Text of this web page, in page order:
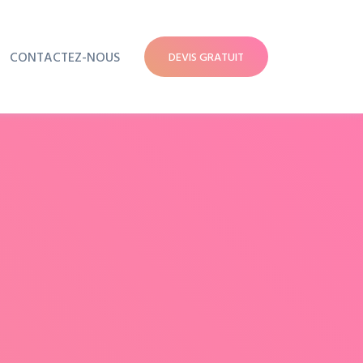
CONTACTEZ-NOUS DEVIS GRATUIT